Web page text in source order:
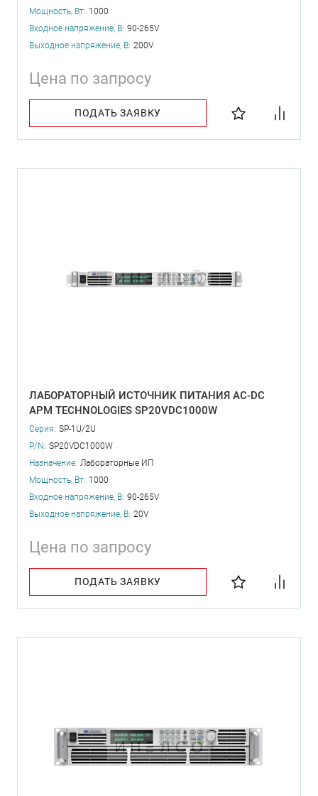
Мощность, Вт: 1000
Входное напряжение, В: 90-265V
Выходное напряжение, В: 200V
Цена по запросу
ПОДАТЬ ЗАЯВКУ
ЛАБОРАТОРНЫЙ ИСТОЧНИК ПИТАНИЯ AC-DC
APM TECHNOLOGIES SP20VDC1000W
Серия: SP-1U/2U
P/N: SP20VDC1000W
Назначение: Лабораторные ИП
Мощность, Вт: 1000
Входное напряжение, В: 90-265V
Выходное напряжение, В: 20V
Цена по запросу
ПОДАТЬ ЗАЯВКУ